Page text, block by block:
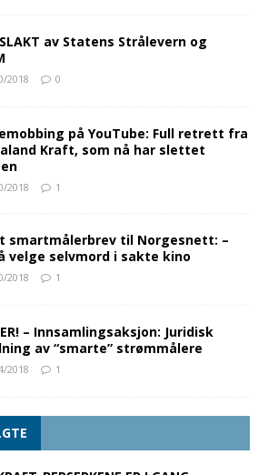
av Statens Strålevern og
2018 0
på YouTube: Full retrett fra
Kraft, som nå har slettet
2018 1
smartmålerbrev til Norgesnett: –
velge selvmord i sakte kino
2018 1
– Innsamlingsaksjon: Juridisk
av “smarte” strømmålere
2018 1